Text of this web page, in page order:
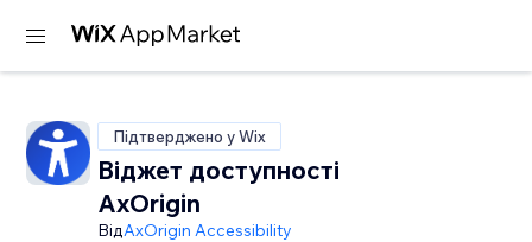
Підтверджено у Wix
Віджет доступності
AxOrigin
ВідAxOrigin Accessibility